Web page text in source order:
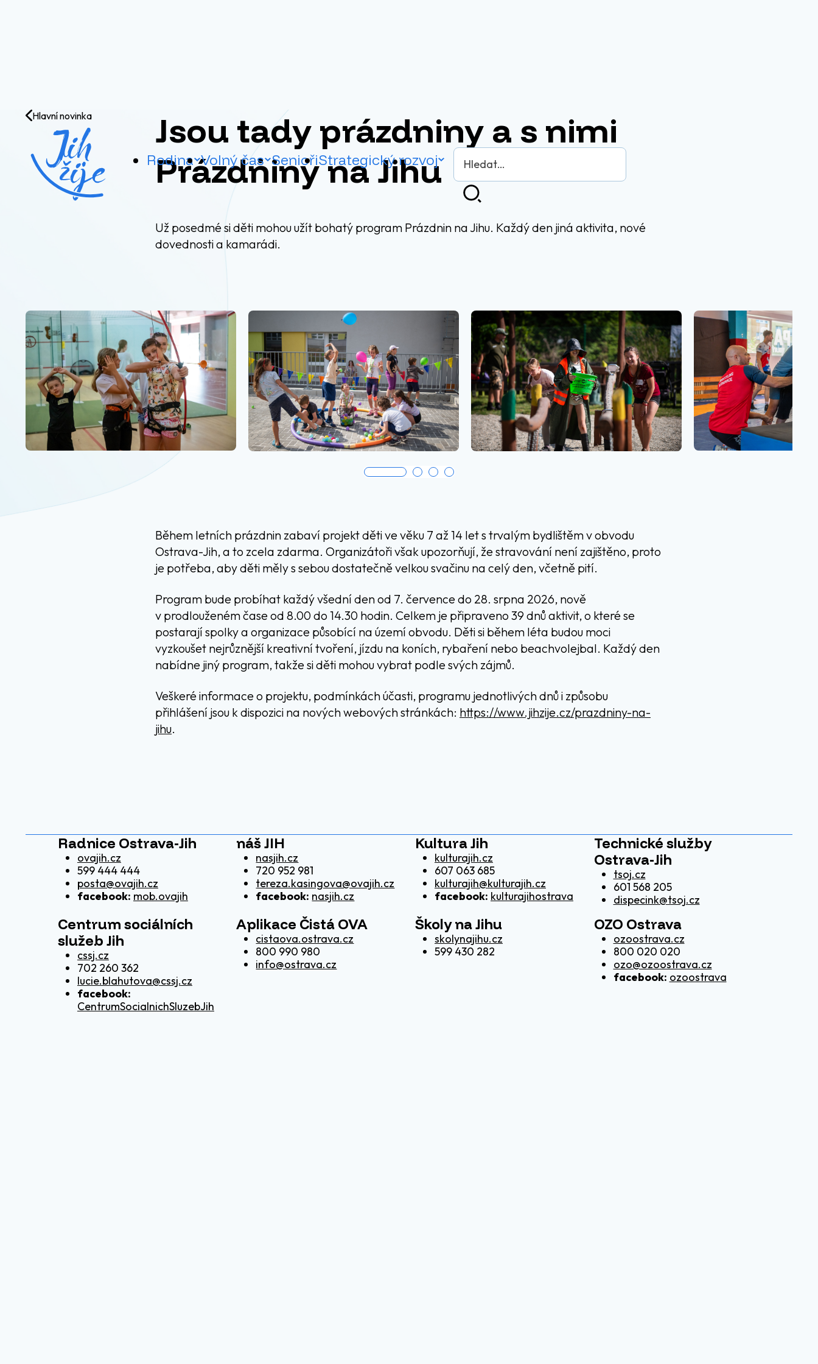
Přejít na obsah
Rodina Volný čas SeniořiStrategický rozvoj Vyhledávání
Hledat
Hlavní novinka
Jsou tady prázdniny a s nimi
Prázdniny na Jihu
Už posedmé si děti mohou užít bohatý program Prázdnin na Jihu. Každý den jiná aktivita, nové
dovednosti a kamarádi.
Během letních prázdnin zabaví projekt děti ve věku 7 až 14 let s trvalým bydlištěm v obvodu
Ostrava-Jih, a to zcela zdarma. Organizátoři však upozorňují, že stravování není zajištěno, proto
je potřeba, aby děti měly s sebou dostatečně velkou svačinu na celý den, včetně pití.
Program bude probíhat každý všední den od 7. července do 28. srpna 2026, nově
v prodlouženém čase od 8.00 do 14.30 hodin. Celkem je připraveno 39 dnů aktivit, o které se
postarají spolky a organizace působící na území obvodu. Děti si během léta budou moci
vyzkoušet nejrůznější kreativní tvoření, jízdu na koních, rybaření nebo beachvolejbal. Každý den
nabídne jiný program, takže si děti mohou vybrat podle svých zájmů.
Veškeré informace o projektu, podmínkách účasti, programu jednotlivých dnů i způsobu
přihlášení jsou k dispozici na nových webových stránkách: https://www.jihzije.cz/prazdniny-na-
jihu.
Radnice Ostrava-Jih
ovajih.cz
599 444 444
posta@ovajih.cz
facebook: mob.ovajih
náš JIH
nasjih.cz
720 952 981
tereza.kasingova@ovajih.cz
facebook: nasjih.cz
Kultura Jih
kulturajih.cz
607 063 685
kulturajih@kulturajih.cz
facebook: kulturajihostrava
Technické služby
Ostrava-Jih
tsoj.cz
601 568 205
dispecink@tsoj.cz
Centrum sociálních
služeb Jih
cssj.cz
702 260 362
lucie.blahutova@cssj.cz
facebook:
CentrumSocialnichSluzebJih
Aplikace Čistá OVA
cistaova.ostrava.cz
800 990 980
info@ostrava.cz
Školy na Jihu
skolynajihu.cz
599 430 282
OZO Ostrava
ozoostrava.cz
800 020 020
ozo@ozoostrava.cz
facebook: ozoostrava